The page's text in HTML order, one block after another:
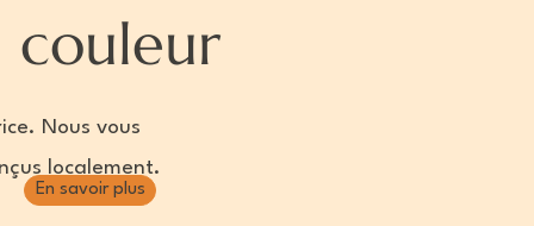
couleur
Nous vous
localement.
En savoir plus